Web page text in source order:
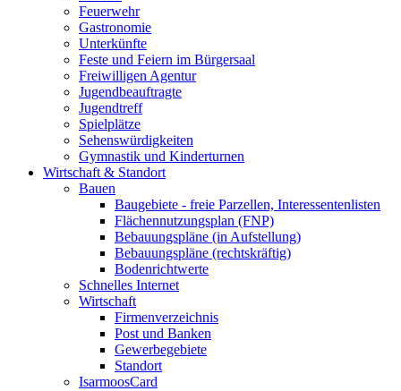
Feuerwehr
Gastronomie
Unterkünfte
Feste und Feiern im Bürgersaal
Freiwilligen Agentur
Jugendbeauftragte
Jugendtreff
Spielplätze
Sehenswürdigkeiten
Gymnastik und Kinderturnen
Wirtschaft & Standort
Bauen
Baugebiete - freie Parzellen, Interessentenlisten
Flächennutzungsplan (FNP)
Bebauungspläne (in Aufstellung)
Bebauungspläne (rechtskräftig)
Bodenrichtwerte
Schnelles Internet
Wirtschaft
Firmenverzeichnis
Post und Banken
Gewerbegebiete
Standort
IsarmoosCard